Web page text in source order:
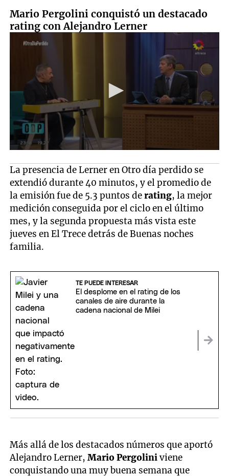
Mario Pergolini conquistó un destacado
rating con Alejandro Lerner
La presencia de Lerner en Otro día perdido se
extendió durante 40 minutos, y el promedio de
la emisión fue de 5.3 puntos derating, la mejor
medición conseguida por el ciclo en el último
mes, y la segunda propuesta más vista este
jueves en El Trece detrás de Buenas noches
familia.
TE PUEDE INTERESAR
El desplome en el rating de los
canales de aire durante la
cadena nacional de Milei
Más allá de los destacados números que aportó
Alejandro Lerner,Mario Pergoliniviene
conquistando una muy buena semana que